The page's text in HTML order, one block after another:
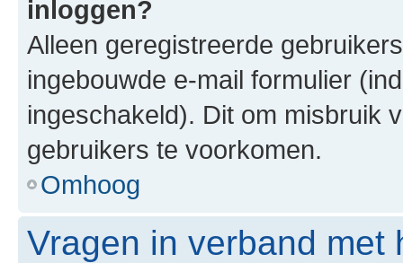
inloggen?
Alleen geregistreerde
ingebouwde e-mail formulier
ingeschakeld). Dit om misbruik
gebruikers te voorkomen.
Omhoog
Vragen in verband met